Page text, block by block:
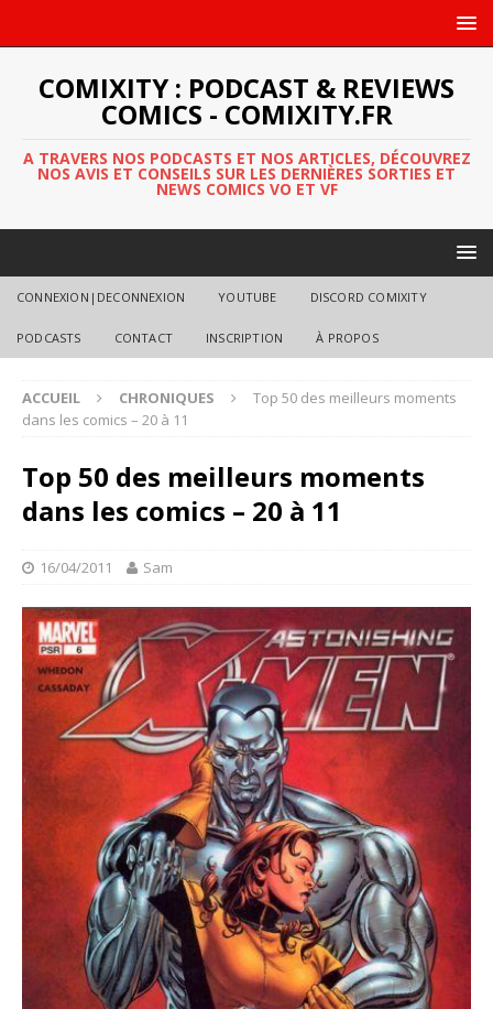
COMIXITY : PODCAST & REVIEWS
COMICS - COMIXITY.FR
A TRAVERS NOS PODCASTS ET NOS ARTICLES, DÉCOUVREZ
NOS AVIS ET CONSEILS SUR LES DERNIÈRES SORTIES ET
NEWS COMICS VO ET VF
CONNEXION|DECONNEXION YOUTUBE DISCORD COMIXITY
PODCASTS CONTACT INSCRIPTION À PROPOS
ACCUEIL CHRONIQUES
Top 50 des meilleurs moments
dans les comics – 20 à 11
Top 50 des meilleurs moments
dans les comics – 20 à 11
16/04/2011 Sam